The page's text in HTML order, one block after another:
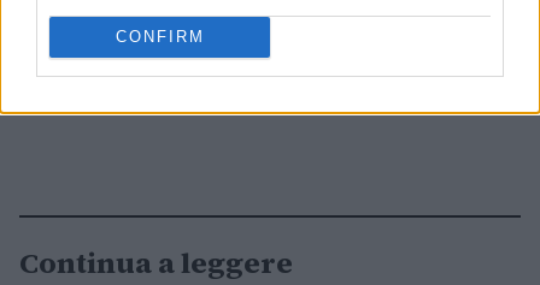
CONFIRM
Continua a leggere